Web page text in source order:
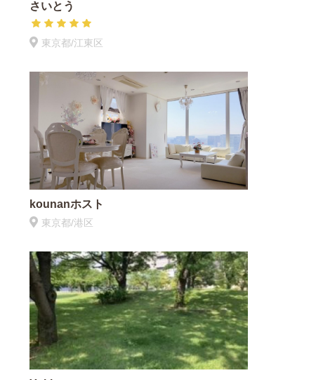
さいとう
東京都/江東区
kounanホスト
東京都/港区